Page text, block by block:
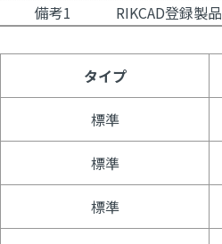
備考1
RIKCAD登録製品
タイプ
標準
標準
標準